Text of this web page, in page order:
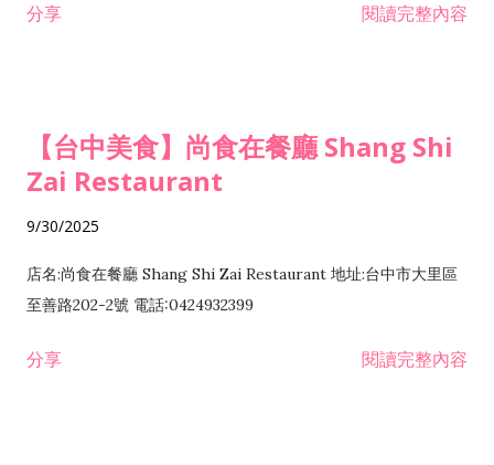
分享 閱讀完整內容
【台中美食】尚食在餐廳 Shang Shi
Zai Restaurant
9/30/2025
店名:尚食在餐廳 Shang Shi Zai Restaurant 地址:台中市大里區
至善路202-2號 電話:0424932399
分享 閱讀完整內容